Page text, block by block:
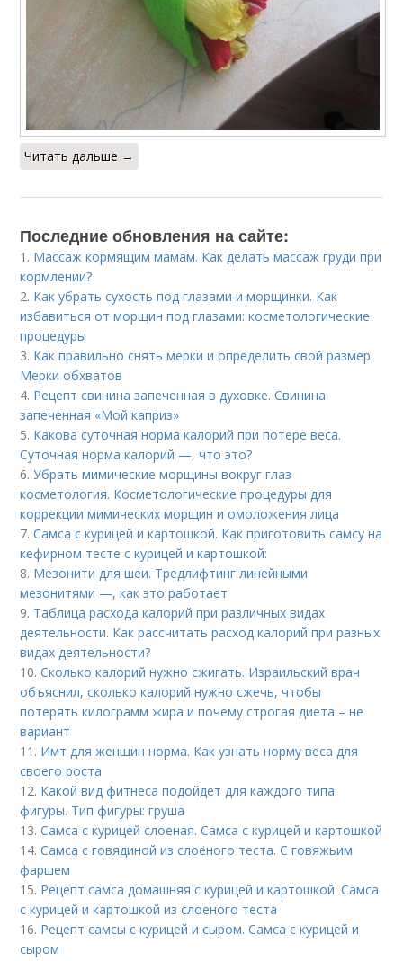
Читать дальше →
Последние обновления на сайте:
1. Массаж кормящим мамам. Как делать массаж груди при
кормлении?
2. Как убрать сухость под глазами и морщинки. Как
избавиться от морщин под глазами: косметологические
процедуры
3. Как правильно снять мерки и определить свой размер.
Мерки обхватов
4. Рецепт свинина запеченная в духовке. Свинина
запеченная «Мой каприз»
5. Какова суточная норма калорий при потере веса.
Суточная норма калорий —, что это?
6.Убрать мимические морщины вокруг глаз
косметология. Косметологические процедуры для
коррекции мимических морщин и омоложения лица
7.Самса с курицей и картошкой. Как приготовить самсу на
кефирном тесте с курицей и картошкой:
8. Мезонити для шеи. Тредлифтинг линейными
мезонитями —, как это работает
9. Таблица расхода калорий при различных видах
деятельности. Как рассчитать расход калорий при разных
видах деятельности?
10.Сколько калорий нужно сжигать. Израильский врач
объяснил, сколько калорий нужно сжечь, чтобы
потерять килограмм жира и почему строгая диета – не
вариант
11. Имт для женщин норма. Как узнать норму веса для
своего роста
12. Какой вид фитнеса подойдет для каждого типа
фигуры. Тип фигуры: груша
13.Самса с курицей слоеная. Самса с курицей и картошкой
14.Самса с говядиной из слоёного теста. С говяжьим
фаршем
15. Рецепт самса домашняя с курицей и картошкой. Самса
с курицей и картошкой из слоеного теста
16. Рецепт самсы с курицей и сыром. Самса с курицей и
сыром